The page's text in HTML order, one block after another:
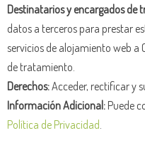
Destinatarios y encargados de
datos a terceros para prestar
servicios de alojamiento web a
de tratamiento.
Derechos:Acceder, rectificar y
Información Adicional:Puede
Política de Privacidad